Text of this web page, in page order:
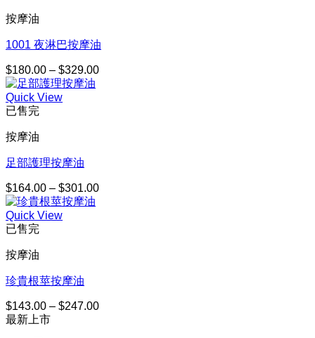
按摩油
1001 夜淋巴按摩油
$180.00 – $329.00價
Quick View
已售完
按摩油
足部護理按摩油
$164.00 – $301.00價
Quick View
已售完
按摩油
珍貴根莖按摩油
$143.00 – $247.00價
最新上市